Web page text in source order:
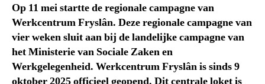
Op 11 mei startte de regionale campagne van
Werkcentrum Fryslân. Deze regionale campagne van
vier weken sluit aan bij de landelijke campagne van
het Ministerie van Sociale Zaken en
Werkgelegenheid. Werkcentrum Fryslân is sinds 9
oktober 2025 officieel geopend. Dit centrale loket is